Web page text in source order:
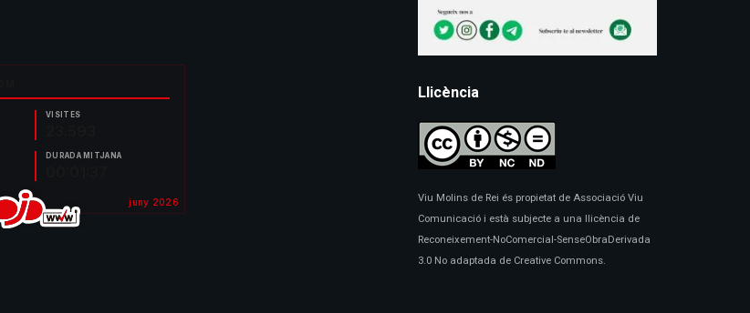
Llicència
Viu Molins de Rei és propietat de Associació Viu
Comunicació i està subjecte a una llicència de
Reconeixement-NoComercial-SenseObraDerivada
3.0 No adaptada de Creative Commons.